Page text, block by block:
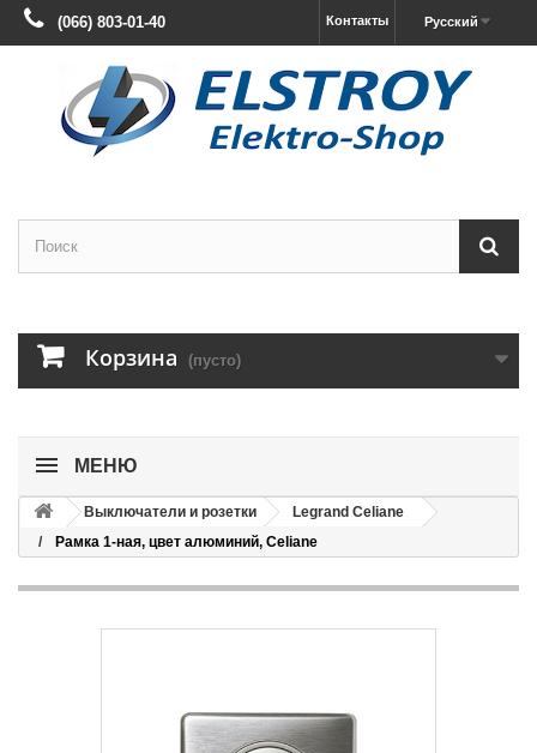
Русский
Контакты
(066) 803-01-40
Корзина (пусто)
МЕНЮ
Выключатели и розетки
Legrand Celiane
Рамка 1-ная, цвет алюминий, Celiane